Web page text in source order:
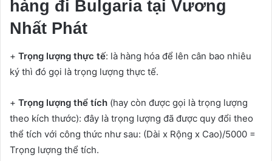
hàng đi Bulgaria tại Vương
Nhất Phát
+ Trọng lượng thực tế: là hàng hóa để lên cân bao nhiêu
ký thì đó gọi là trọng lượng thực tế.
+ Trọng lượng thể tích (hay còn được gọi là trọng lượng
theo kích thước): đây là trọng lượng đã được quy đổi theo
thể tích với công thức như sau: (Dài x Rộng x Cao)/5000 =
Trọng lượng thể tích.